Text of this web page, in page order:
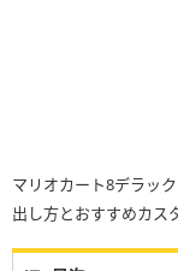
マリオカート8デラッ
出し方とおすすめカス